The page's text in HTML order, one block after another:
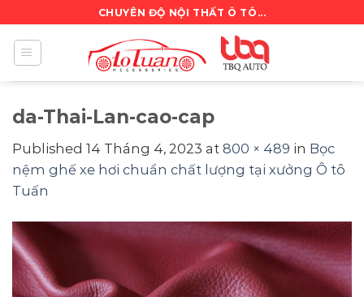
content
CHUYÊN ĐỘ NỘI THẤT Ô TÔ...
da-Thai-Lan-cao-cap
Published 14 Tháng 4, 2023 at 800 × 489 in Bọc
nệm ghế xe hơi chuẩn chất lượng tại xưởng Ô tô
Tuấn